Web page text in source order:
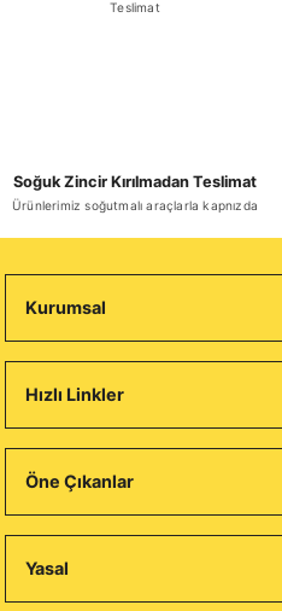
Teslimat
Soğuk Zincir Kırılmadan Teslimat
Ürünlerimiz soğutmalı araçlarla kapnızda
Kurumsal
Hızlı Linkler
Öne Çıkanlar
Yasal